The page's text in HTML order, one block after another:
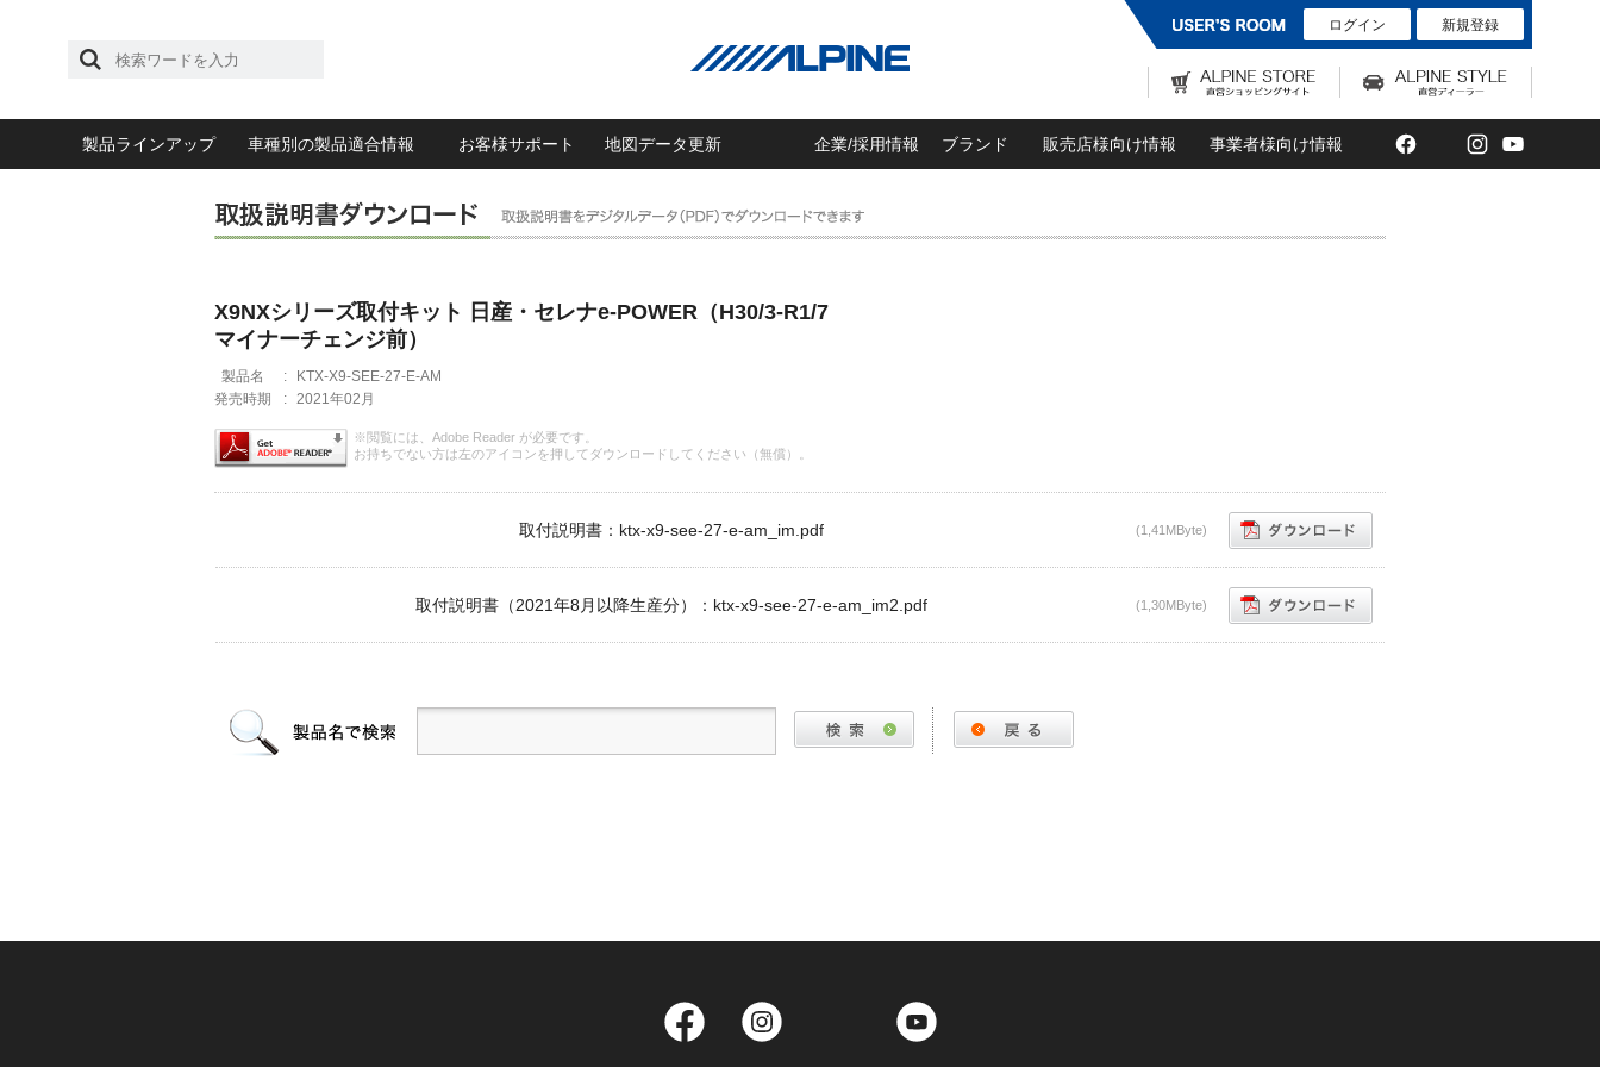
ログイン 新規登録
製品ラインアップ 車種別の製品適合情報 お客様サポート 地図データ更新 企業/採用情報 ブランド 販売店様向け情報 事業者様向け情報 Facebook
TwitterInstagram
X9NXシリーズ取付キット 日産・セレナe-POWER（H30/3-R1/7
マイナーチェンジ前）
製品名 :
KTX-X9-SEE-27-E-AM
発売時期
: 2021年02月
※閲覧には、Adobe Reader が必要です。
お持ちでない方は左のアイコンを押してダウンロードしてください（無償）。
取付説明書：ktx-x9-see-27-e-am_im.pdf (1,41MByte)
取付説明書（2021年8月以降生産分）：ktx-x9-see-27-e-am_im2.pdf (1,30MByte)
Facebook Twitter